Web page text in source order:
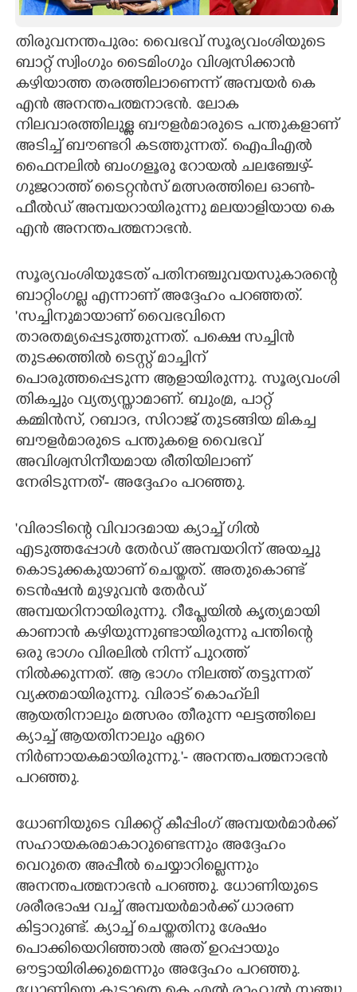
CARTOONS
LITERATURE
ZOOM
തിരുവനന്തപുരം: വൈഭവ് സൂര്യവംശിയുടെ
ബാറ്റ് സ്വിംഗും ടൈമിംഗും വിശ്വസിക്കാൻ
കഴിയാത്ത തരത്തിലാണെന്ന് അമ്പയർ കെ
എൻ അനന്തപത്മനാഭൻ. ലോക
നിലവാരത്തിലുള്ള ബൗളർമാരുടെ പന്തുകളാണ്
അടിച്ച് ബൗണ്ടറി കടത്തുന്നത്. ഐപിഎൽ
ഫൈനലിൽ ബംഗളൂരു റോയൽ ചലഞ്ചേഴ്-
ഗുജറാത്ത് ടൈറ്റൻസ് മത്സരത്തിലെ ഓൺ-
ഫീൽ‌ഡ് അമ്പയറായിരുന്നു മലയാളിയായ കെ
എൻ അനന്തപത്മനാഭൻ.
സൂര്യവംശിയുടേത് പതിനഞ്ചുവയസുകാരന്റെ
ബാറ്റിംഗല്ല എന്നാണ് അദ്ദേഹം പറഞ്ഞത്.
'സച്ചിനുമായാണ് വൈഭവിനെ
താരതമ്യപ്പെടുത്തുന്നത്. പക്ഷെ സച്ചിൻ
തുടക്കത്തിൽ ടെസ്റ്റ് മാച്ചിന്
പൊരുത്തപ്പെടുന്ന ആളായിരുന്നു. സൂര്യവംശി
തികച്ചും വ്യത്യസ്താമാണ്. ബുംമ്ര,​ പാറ്റ്
കമ്മിൻസ്,​ റബാദ,​ സിറാജ് തുടങ്ങിയ മികച്ച
ബൗളർമാരുടെ പന്തുകളെ വൈഭവ്
അവിശ്വസിനീയമായ രീതിയിലാണ്
നേരിടുന്നത്'- അദ്ദേഹം പറ‍ഞ്ഞു.
'വിരാടിന്റെ വിവാദമായ ക്യാച്ച് ഗിൽ
എടുത്തപ്പോൾ തേർഡ് അമ്പയറിന് അയച്ചു
കൊടുക്കകുയാണ് ചെയ്തത്. അതുകൊണ്ട്
ടെൻഷൻ മുഴുവൻ തേർഡ്
അമ്പയറിനായിരുന്നു. റീപ്ലേയിൽ കൃത്യമായി
കാണാൻ കഴിയുന്നുണ്ടായിരുന്നു പന്തിന്റെ
ഒരു ഭാഗം വിരലിൽ നിന്ന് പുറത്ത്
നിൽക്കുന്നത്. ആ ഭാഗം നിലത്ത് തട്ടുന്നത്
വ്യക്തമായിരുന്നു. വിരാട് കൊഹ്‌ലി
ആയതിനാലും മത്സരം തീരുന്ന ഘട്ടത്തിലെ
ക്യാച്ച് ആയതിനാലും ഏറെ
നി‌ർണായകമായിരുന്നു.'- അനന്തപത്മനാഭൻ
പറഞ്ഞു.
ധോണിയുടെ വിക്കറ്റ് കീപ്പിംഗ് അമ്പയർമാർക്ക്
സഹായകരമാകാറുണ്ടെന്നും അദ്ദേഹം
വെറുതെ അപ്പീൽ ചെയ്യാറില്ലെന്നും
അനന്തപത്മനാഭൻ പറഞ്ഞു. ധോണിയുടെ
ശരീരഭാഷ വച്ച് അമ്പയർമാർക്ക് ധാരണ
കിട്ടാറുണ്ട്. ക്യാച്ച് ചെയ്തതിനു ശേഷം
പൊക്കിയെറിഞ്ഞാൽ അത് ഉറപ്പായും
ഔട്ടായിരിക്കുമെന്നും അദ്ദേഹം പറഞ്ഞു.